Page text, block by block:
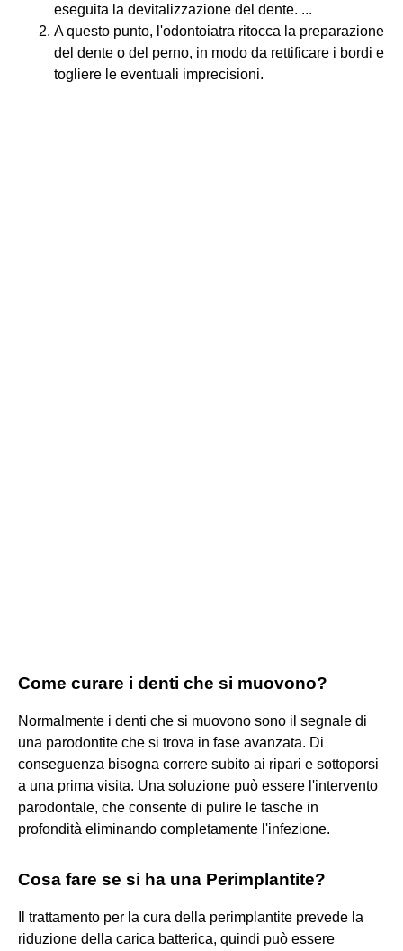
eseguita la devitalizzazione del dente. ...
A questo punto, l'odontoiatra ritocca la preparazione
del dente o del perno, in modo da rettificare i bordi e
togliere le eventuali imprecisioni.
Come curare i denti che si muovono?
Normalmente i denti che si muovono sono il segnale di
una parodontite che si trova in fase avanzata. Di
conseguenza bisogna correre subito ai ripari e sottoporsi
a una prima visita. Una soluzione può essere l'intervento
parodontale, che consente di pulire le tasche in
profondità eliminando completamente l'infezione.
Cosa fare se si ha una Perimplantite?
Il trattamento per la cura della perimplantite prevede la
riduzione della carica batterica, quindi può essere